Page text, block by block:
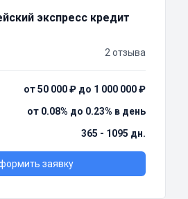
экспресс кредит
2 отзыва
от 50 000 ₽ до 1 000 000 ₽
от 0.08% до 0.23% в день
365 - 1095 дн.
заявку